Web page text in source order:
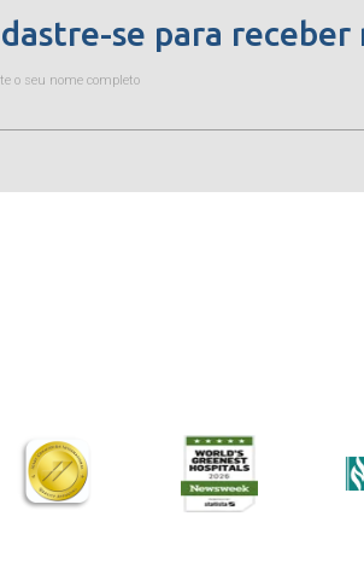
se para receber
o seu nome completo